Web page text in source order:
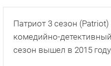
Патриот 3 сезон
комедийно-
сезон вышел в 2015